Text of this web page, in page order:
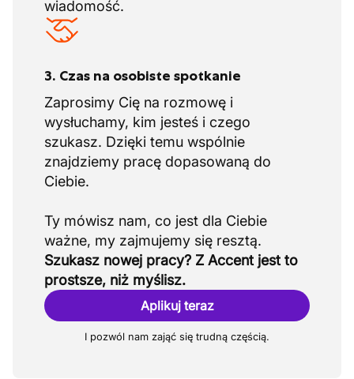
wiadomość.
3. Czas na osobiste spotkanie
Zaprosimy Cię na rozmowę i
wysłuchamy, kim jesteś i czego
szukasz. Dzięki temu wspólnie
znajdziemy pracę dopasowaną do
Ciebie.
Ty mówisz nam, co jest dla Ciebie
Szukasz nowej pracy? Z Accent jest to
prostsze, niż myślisz.
Aplikuj teraz
I pozwól nam zająć się trudną częścią.